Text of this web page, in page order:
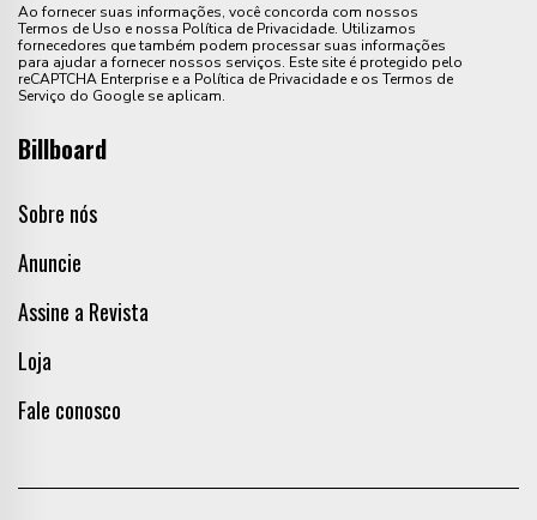
Ao fornecer suas informações, você concorda com nossos
Termos de Uso e nossa Política de Privacidade. Utilizamos
fornecedores que também podem processar suas informações
para ajudar a fornecer nossos serviços. Este site é protegido pelo
reCAPTCHA Enterprise e a Política de Privacidade e os Termos de
Serviço do Google se aplicam.
Billboard
Sobre nós
Anuncie
Assine a Revista
Loja
Fale conosco